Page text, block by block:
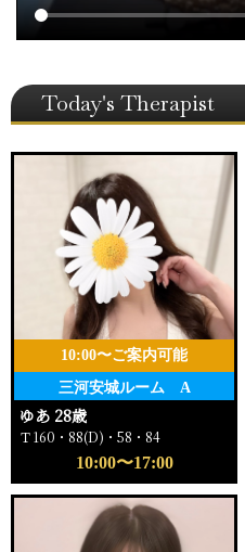
Today's Therapist
三河安城ルーム A
10:00〜ご案内可能
ゆあ 28歳
Ｔ160・88(D)・58・84
10:00〜17:00